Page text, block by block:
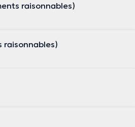
raisonnables)
raisonnables)